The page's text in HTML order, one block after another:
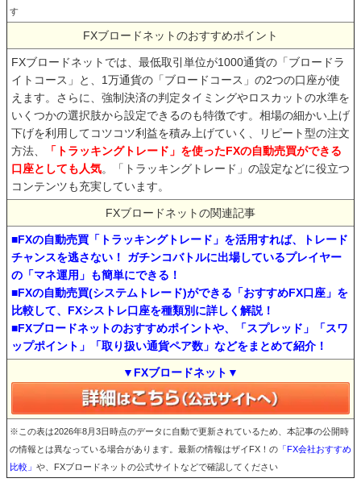
す
FXブロードネットのおすすめポイント
FXブロードネットでは、最低取引単位が1000通貨の「ブロードラ
イトコース」と、1万通貨の「ブロードコース」の2つの口座が使
えます。さらに、強制決済の判定タイミングやロスカットの水準を
いくつかの選択肢から設定できるのも特徴です。相場の細かい上げ
下げを利用してコツコツ利益を積み上げていく、リピート型の注文
方法、
「トラッキングトレード」を使ったFXの自動売買ができる
口座としても人気。「トラッキングトレード」の設定などに役立つ
コンテンツも充実しています。
FXブロードネットの関連記事
■FXの自動売買「トラッキングトレード」を活用すれば、トレード
チャンスを逃さない！ ガチンコバトルに出場しているプレイヤー
の「マネ運用」も簡単にできる！
■FXの自動売買(システムトレード)ができる「おすすめFX口座」を
比較して、FXシストレ口座を種類別に詳しく解説！
■FXブロードネットのおすすめポイントや、「スプレッド」「スワ
ップポイント」「取り扱い通貨ペア数」などをまとめて紹介！
▼FXブロードネット▼
※この表は2026年8月3日時点のデータに自動で更新されているため、本記事の公開時
の情報とは異なっている場合があります。最新の情報はザイFX！の 「FX会社おすすめ
比較」 や、FXブロードネットの公式サイトなどで確認してください